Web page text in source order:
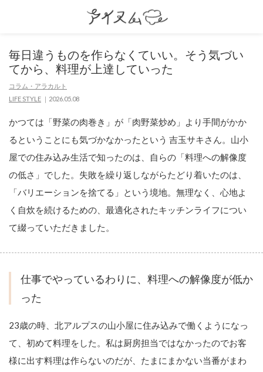
毎日違うものを作らなくていい。そう気づい
てから、料理が上達していった
コラム・アラカルト
LIFE STYLE
2026.05.08
かつては「野菜の肉巻き」が「肉野菜炒め」より手間がかか
るということにも気づかなかったという 吉玉サキさん。山小
屋での住み込み生活で知ったのは、自らの「料理への解像度
の低さ」でした。失敗を繰り返しながらたどり着いたのは、
「バリエーションを捨てる」という境地。無理なく、心地よ
く自炊を続けるための、最適化されたキッチンライフについ
て綴っていただきました。
仕事でやっているわりに、料理への解像度が低か
った
23歳の時、北アルプスの山小屋に住み込みで働くようになっ
て、初めて料理をした。私は厨房担当ではなかったのでお客
様に出す料理は作らないのだが、たまにまかない当番がまわ